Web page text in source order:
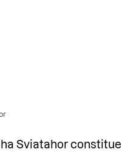
Sviatahor constitue